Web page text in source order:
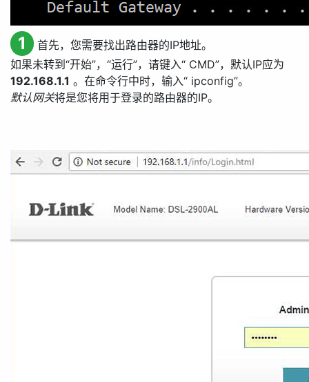
1
首先，您需要找出路由器的IP地址。
如果未转到“开始”，“运行”，请键入“ CMD”，默认IP应为
192.168.1.1 。在命令行中时，输入“ ipconfig”。
默认网关将是您将用于登录的路由器的IP。